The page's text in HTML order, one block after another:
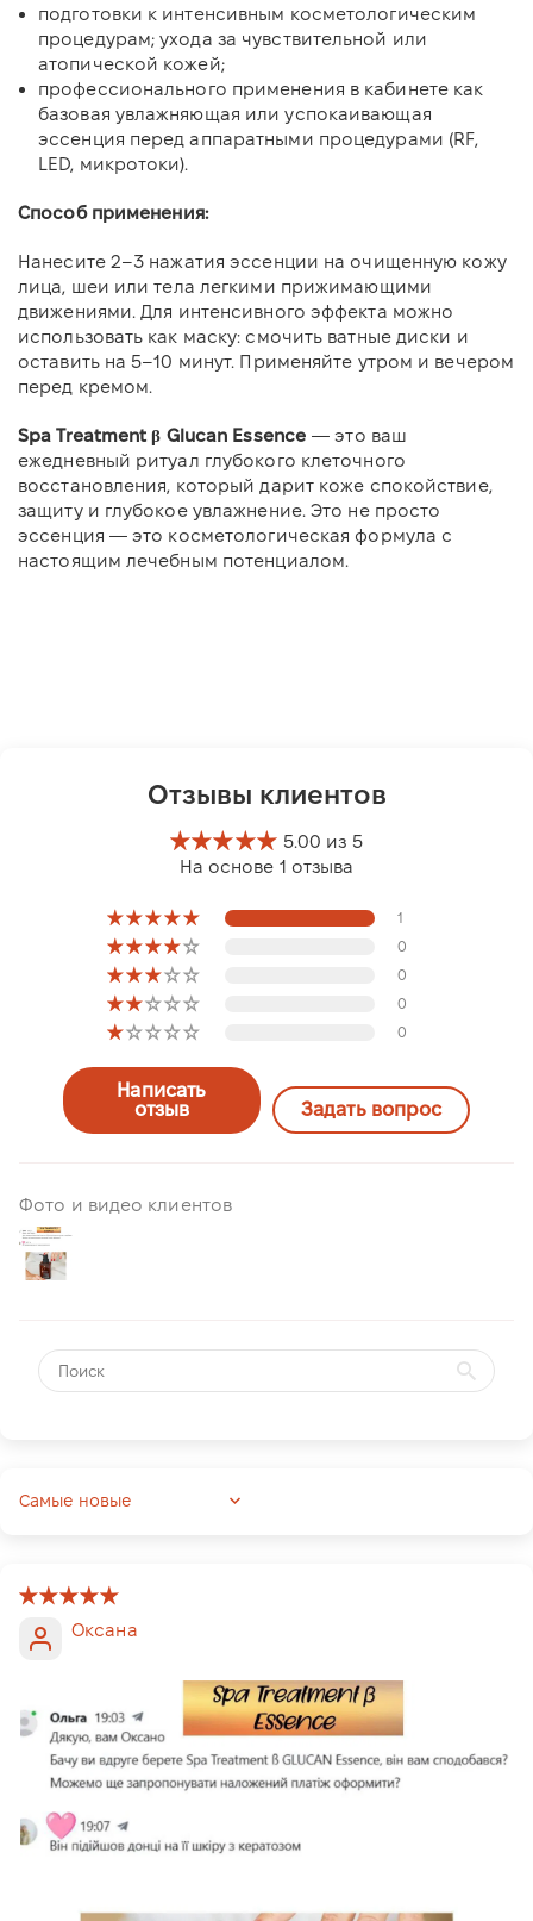
подготовки к интенсивным косметологическим
процедурам; ухода за чувствительной или
атопической кожей;
профессионального применения в кабинете как
базовая увлажняющая или успокаивающая
эссенция перед аппаратными процедурами (RF,
LED, микротоки).
Способ применения:
Нанесите 2–3 нажатия эссенции на очищенную кожу
лица, шеи или тела легкими прижимающими
движениями. Для интенсивного эффекта можно
использовать как маску: смочить ватные диски и
оставить на 5–10 минут. Применяйте утром и вечером
перед кремом.
Spa Treatment β Glucan Essence — это ваш
ежедневный ритуал глубокого клеточного
восстановления, который дарит коже спокойствие,
защиту и глубокое увлажнение. Это не просто
эссенция — это косметологическая формула с
настоящим лечебным потенциалом.
Отзывы клиентов
5.00 из 5
На основе 1 отзыва
1
0
0
0
0
Написать
отзыв
Задать вопрос
Фото и видео клиентов
Sort by
Оксана